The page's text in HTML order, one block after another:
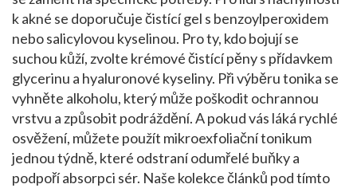
k akné se doporučuje čistící gel s benzoylperoxidem
nebo salicylovou kyselinou. Pro ty, kdo bojují se
suchou kůží, zvolte krémové čistící pěny s přídavkem
glycerinu a hyaluronové kyseliny. Při výběru tonika se
vyhněte alkoholu, který může poškodit ochrannou
vrstvu a způsobit podráždění. A pokud vás láká rychlé
osvěžení, můžete použít mikroexfoliační tonikum
jednou týdně, které odstraní odumřelé buňky a
podpoří absorpci sér. Naše kolekce článků pod tímto